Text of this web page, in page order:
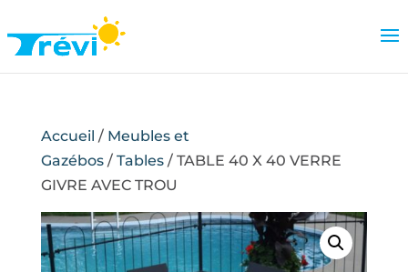
Accueil / Meubles et
Gazébos/ Tables/ TABLE 40 X 40 VERRE
GIVRE AVEC TROU